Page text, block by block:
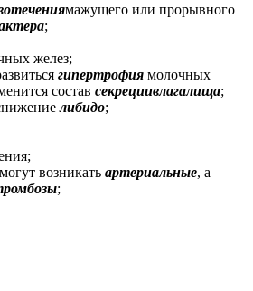
мажущего или прорывного
;
желез;
гипертрофия молочных
состав секрециивлагалища;
либидо;
возникать артериальные, а
;